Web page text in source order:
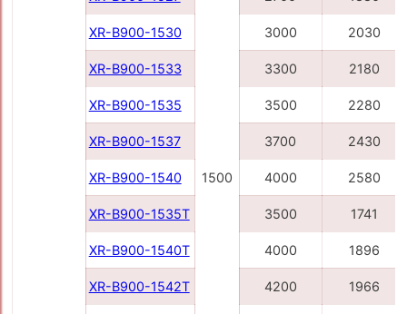
1500
XR-B900-1530 3000 2030
XR-B900-1533 3300 2180
XR-B900-1535 3500 2280
XR-B900-1537 3700 2430
XR-B900-1540 4000 2580
XR-B900-1535Т 3500 1741
XR-B900-1540Т 4000 1896
XR-B900-1542Т 4200 1966